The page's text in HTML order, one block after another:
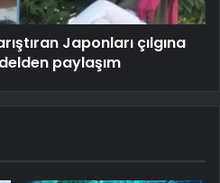
Japonları çılgına
paylaşım